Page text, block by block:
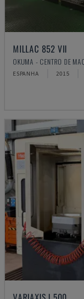
MILLAC 852 VII
OKUMA - CENTRO DE
ESPANHA 2015